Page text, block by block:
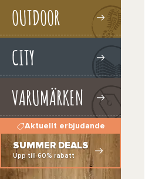
OUTDOOR
CITY
VARUMÄRKEN
Aktuellt erbjudande
SUMMER DEALS
Upp till 60% rabatt